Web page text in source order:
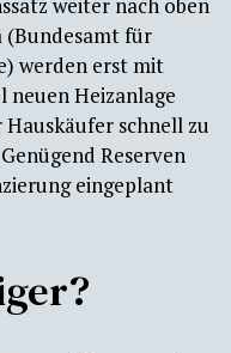
(Bundesamt für
werden erst mit
neuen Heizanlage
schnell zu
Reserven
eingeplant